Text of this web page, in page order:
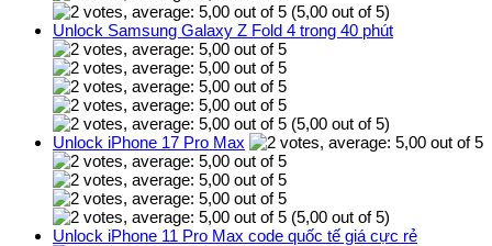
(5,00 out of 5)
Unlock Samsung Galaxy Z Fold 4 trong 40 phút
(5,00 out of 5)
Unlock iPhone 17 Pro Max
(5,00 out of 5)
Unlock iPhone 11 Pro Max code quốc tế giá cực rẻ